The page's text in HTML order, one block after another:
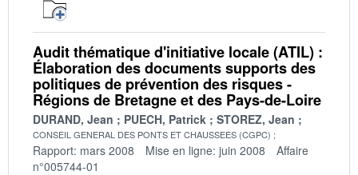
Audit thématique d'initiative locale (ATIL) :
Élaboration des documents supports des
politiques de prévention des risques -
Régions de Bretagne et des Pays-de-Loire
DURAND, Jean PUECH, Patrick STOREZ, Jean
CONSEIL GENERAL DES PONTS ET CHAUSSEES (CGPC)
Rapport: mars 2008 Mise en ligne: juin 2008
Affaire
n°005744-01